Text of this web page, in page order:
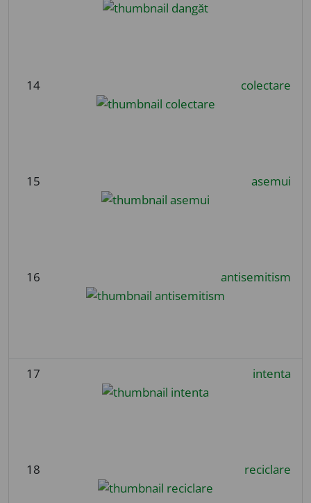
14 colectare
15 asemui
16 antisemitism
17 intenta
18 reciclare